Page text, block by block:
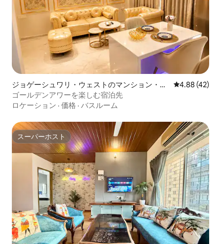
ジョゲーシュワリ・ウェストのマンション・ア
パート
レビュー42
4.88 (42)
ゴールデンアワーを楽しむ宿泊先
ロケーション · 価格 · バスルーム
スーパーホスト
スーパーホスト